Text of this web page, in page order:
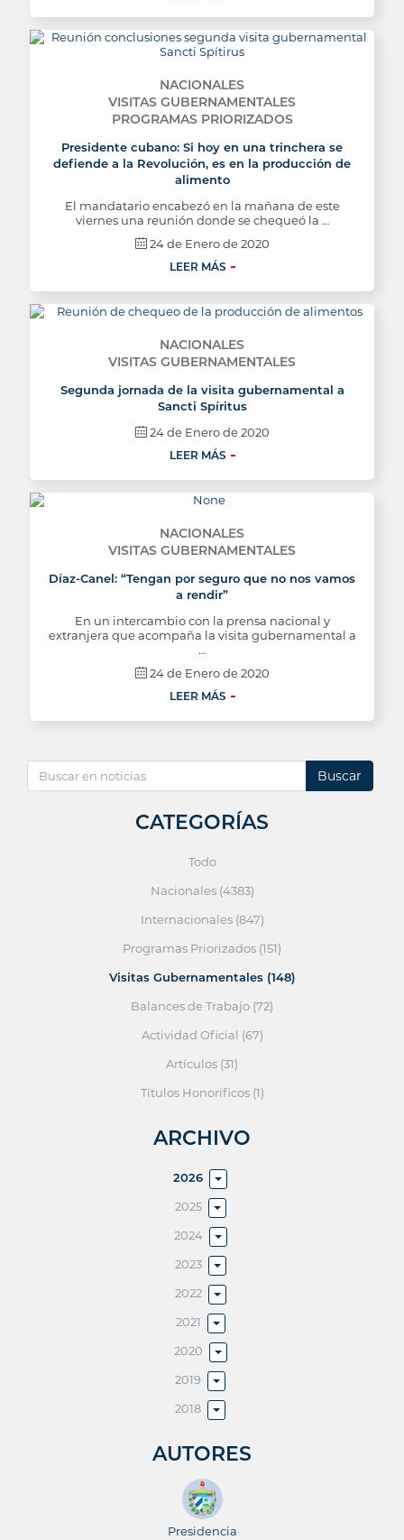
NACIONALES
VISITAS GUBERNAMENTALES
PROGRAMAS PRIORIZADOS
Presidente cubano: Si hoy en una trinchera se
defiende a la Revolución, es en la producción de
alimento
El mandatario encabezó en la mañana de este
viernes una reunión donde se chequeó la …
24 de Enero de 2020
LEER MÁS
NACIONALES
VISITAS GUBERNAMENTALES
Segunda jornada de la visita gubernamental a
Sancti Spíritus
24 de Enero de 2020
LEER MÁS
NACIONALES
VISITAS GUBERNAMENTALES
Díaz-Canel: “Tengan por seguro que no nos vamos
a rendir”
En un intercambio con la prensa nacional y
extranjera que acompaña la visita gubernamental a
…
24 de Enero de 2020
LEER MÁS
Buscar
CATEGORÍAS
Todo
Nacionales (4383)
Internacionales (847)
Programas Priorizados (151)
Visitas Gubernamentales (148)
Balances de Trabajo (72)
Actividad Oficial (67)
Artículos (31)
Títulos Honoríficos (1)
ARCHIVO
2026
2025
2024
2023
2022
2021
2020
2019
2018
AUTORES
Presidencia